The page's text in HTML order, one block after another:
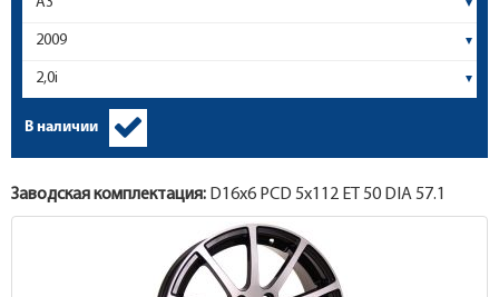
В наличии
Заводская комплектация: D16x6 PCD 5x112 ET 50 DIA 57.1